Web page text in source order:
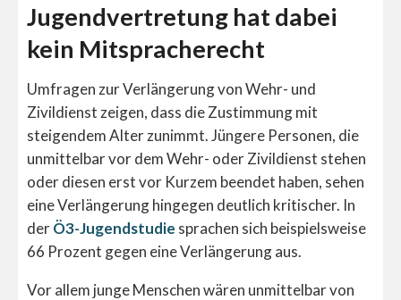
Jugendvertretung hat dabei
kein Mitspracherecht
Umfragen zur Verlängerung von Wehr- und
Zivildienst zeigen, dass die Zustimmung mit
steigendem Alter zunimmt. Jüngere Personen, die
unmittelbar vor dem Wehr- oder Zivildienst stehen
oder diesen erst vor Kurzem beendet haben, sehen
eine Verlängerung hingegen deutlich kritischer. In
derÖ3-Jugendstudie sprachen sich beispielsweise
66 Prozent gegen eine Verlängerung aus.
Vor allem junge Menschen wären unmittelbar von